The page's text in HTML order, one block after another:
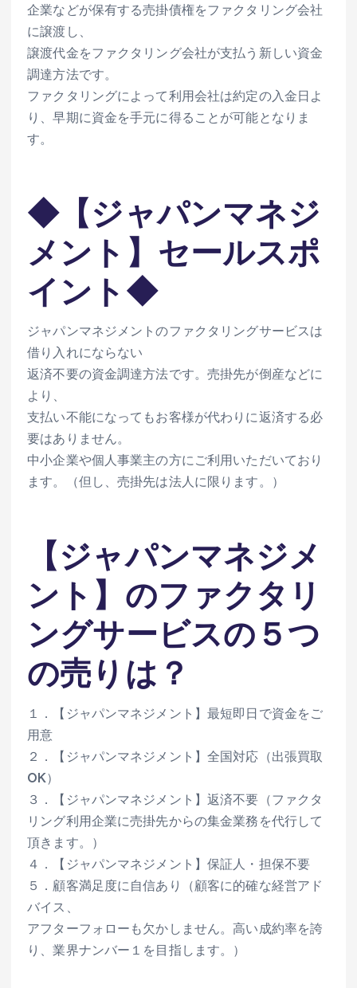
企業などが保有する売掛債権をファクタリング会社
に譲渡し、
譲渡代金をファクタリング会社が支払う新しい資金
調達方法です。
ファクタリングによって利用会社は約定の入金日よ
り、早期に資金を手元に得ることが可能となりま
す。
◆【ジャパンマネジ
メント】セールスポ
イント◆
ジャパンマネジメントのファクタリングサービスは
借り入れにならない
返済不要の資金調達方法です。売掛先が倒産などに
より、
支払い不能になってもお客様が代わりに返済する必
要はありません。
中小企業や個人事業主の方にご利用いただいており
ます。（但し、売掛先は法人に限ります。）
【ジャパンマネジメ
ント】のファクタリ
ングサービスの５つ
の売りは？
１．【ジャパンマネジメント】最短即日で資金をご
用意
２．【ジャパンマネジメント】全国対応（出張買取
OK）
３．【ジャパンマネジメント】返済不要（ファクタ
リング利用企業に売掛先からの集金業務を代行して
頂きます。）
４．【ジャパンマネジメント】保証人・担保不要
５．顧客満足度に自信あり（顧客に的確な経営アド
バイス、
アフターフォローも欠かしません。高い成約率を誇
り、業界ナンバー１を目指します。）